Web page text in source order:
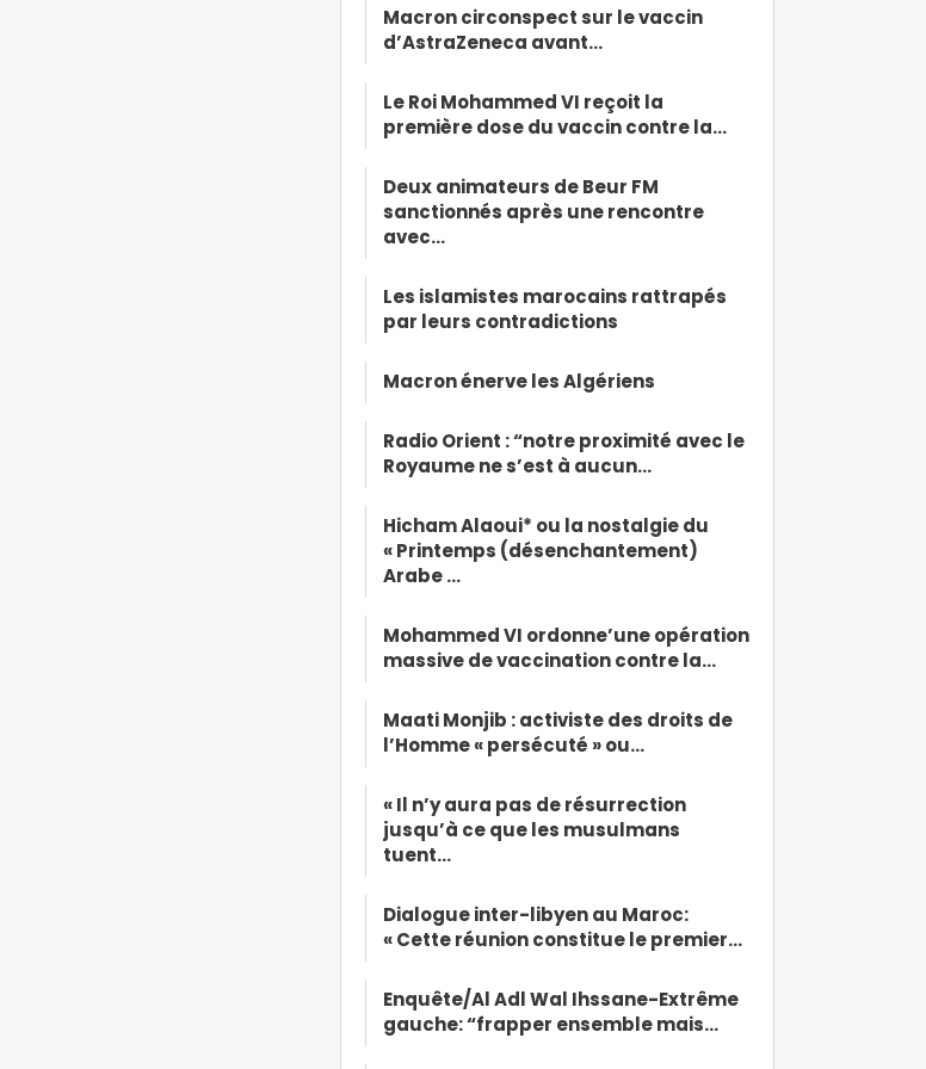
Macron circonspect sur le vaccin
d’AstraZeneca avant…
Le Roi Mohammed VI reçoit la
première dose du vaccin contre la…
Deux animateurs de Beur FM
sanctionnés après une rencontre
avec…
Les islamistes marocains rattrapés
par leurs contradictions
Macron énerve les Algériens
Radio Orient : “notre proximité avec le
Royaume ne s’est à aucun…
Hicham Alaoui* ou la nostalgie du
« Printemps (désenchantement)
Arabe …
Mohammed VI ordonne’une opération
massive de vaccination contre la…
Maati Monjib : activiste des droits de
l’Homme « persécuté » ou…
« Il n’y aura pas de résurrection
jusqu’à ce que les musulmans
tuent…
Dialogue inter-libyen au Maroc:
« Cette réunion constitue le premier…
Enquête/Al Adl Wal Ihssane-Extrême
gauche: “frapper ensemble mais…